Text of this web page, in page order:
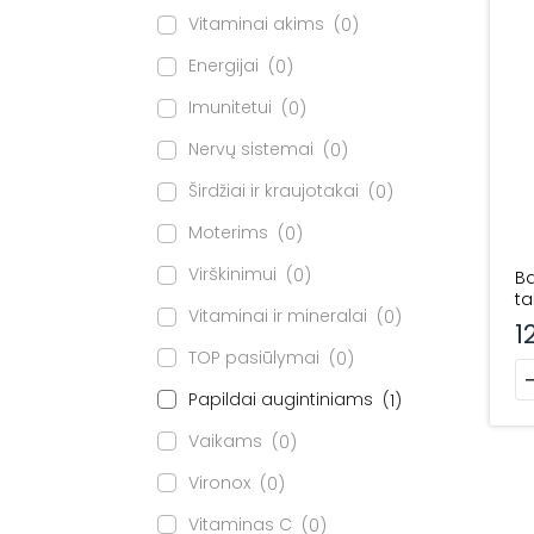
Vitaminai akims
0
Energijai
0
Imunitetui
0
Nervų sistemai
0
Širdžiai ir kraujotakai
0
Moterims
0
Virškinimui
0
Vitaminai ir mineralai
0
TOP pasiūlymai
0
Papildai augintiniams
1
Vaikams
0
Vironox
0
Vitaminas C
0